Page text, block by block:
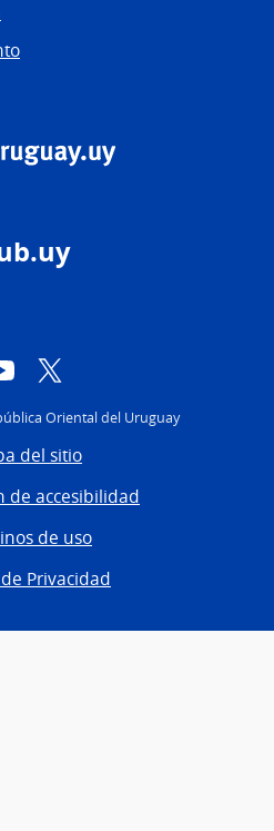
YouTube
Oriental del Uruguay
del sitio
de accesibilidad
de uso
Privacidad